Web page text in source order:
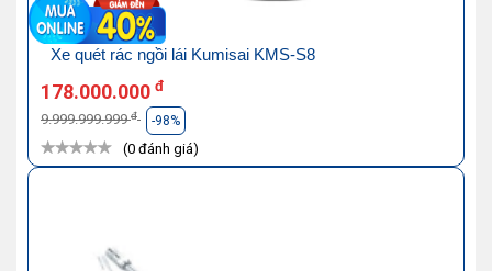
Xe quét rác ngồi lái Kumisai KMS-S8
178.000.000 đ
9.999.999.999đ -98%
(0 đánh giá)